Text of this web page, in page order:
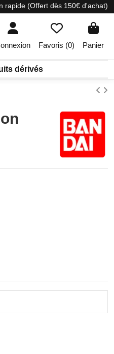
rapide (Offert dès 150€ d'achat)
Favoris (0) Panier
dérivés